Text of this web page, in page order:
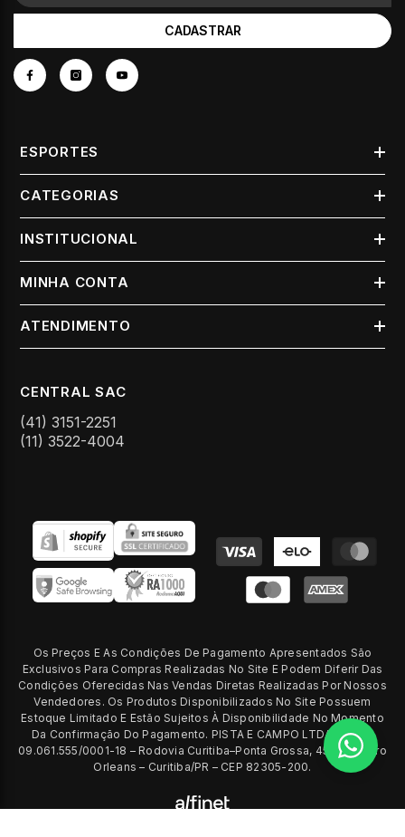
CADASTRAR
ESPORTES
CATEGORIAS
INSTITUCIONAL
MINHA CONTA
ATENDIMENTO
CENTRAL SAC
(41) 3151-2251
(11) 3522-4004
Formas
de
pagamento
Os Preços E As Condições De Pagamento Apresentados São
Exclusivos Para Compras Realizadas No Site E Podem Diferir Das
Condições Oferecidas Nas Vendas Diretas Realizadas Por Nossos
Vendedores. Os Produtos Disponibilizados No Site Possuem
Estoque Limitado E Estão Sujeitos À Disponibilidade No Momento
Da Confirmação Do Pagamento. PISTA E CAMPO LTDA – CNPJ
09.061.555/0001-18 – Rodovia Curitiba–Ponta Grossa, 4558 – Bairro
Orleans – Curitiba/PR – CEP 82305-200.